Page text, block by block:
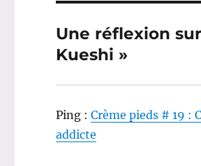
Une réflexion
Kueshi »
Ping :Crème pieds # 19
addicte